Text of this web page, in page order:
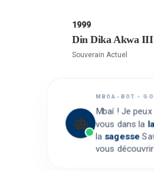
1999
Din Dika Akwa III
Souverain Actuel
MBOA-BOT •
Mbaí ! Je
vous dans la
la sagesse
vous